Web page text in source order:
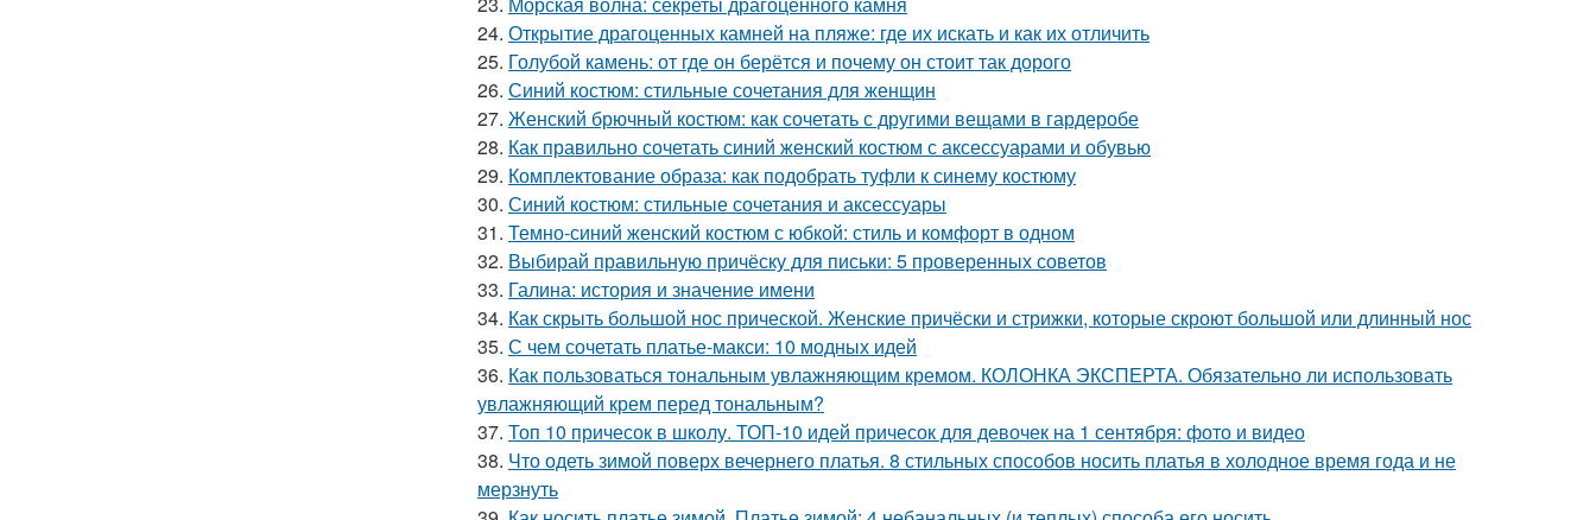
24. Открытие драгоценных камней на пляже: где их искать и как их отличить
25. Голубой камень: от где он берётся и почему он стоит так дорого
26. Синий костюм: стильные сочетания для женщин
27. Женский брючный костюм: как сочетать с другими вещами в гардеробе
28. Как правильно сочетать синий женский костюм с аксессуарами и обувью
29. Комплектование образа: как подобрать туфли к синему костюму
30. Синий костюм: стильные сочетания и аксессуары
31. Темно-синий женский костюм с юбкой: стиль и комфорт в одном
32. Выбирай правильную причёску для письки: 5 проверенных советов
33. Галина: история и значение имени
34. Как скрыть большой нос прической. Женские причёски и стрижки, которые скроют большой или длинный нос
35. С чем сочетать платье-макси: 10 модных идей
36. Как пользоваться тональным увлажняющим кремом. КОЛОНКА ЭКСПЕРТА. Обязательно ли использовать
увлажняющий крем перед тональным?
37. Топ 10 причесок в школу. ТОП-10 идей причесок для девочек на 1 сентября: фото и видео
38. Что одеть зимой поверх вечернего платья. 8 стильных способов носить платья в холодное время года и не
мерзнуть